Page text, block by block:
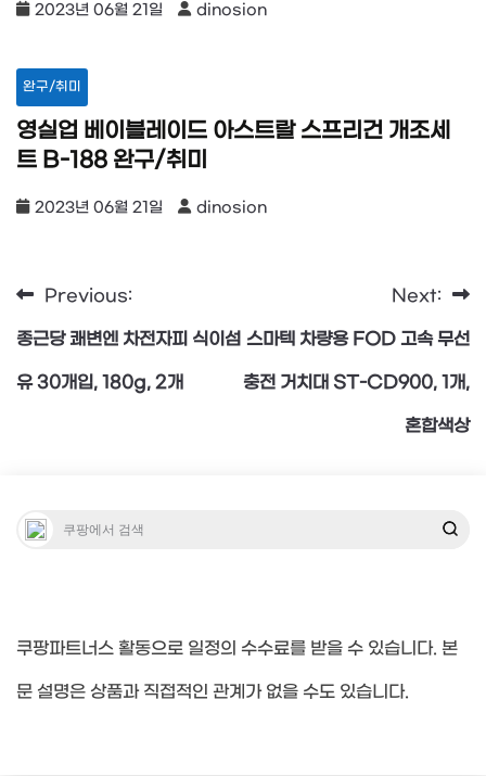
2023년 06월 21일 dinosion
완구/취미
영실업 베이블레이드 아스트랄 스프리건 개조세
트 B-188 완구/취미
2023년 06월 21일 dinosion
글
탐
Previous:
종근당 쾌변엔 차전자피 식이섬
유 30개입, 180g, 2개
Next:
스마텍 차량용 FOD 고속 무선
충전 거치대 ST-CD900, 1개,
혼합색상
쿠팡파트너스 활동으로 일정의 수수료를 받을 수 있습니다. 본
문 설명은 상품과 직접적인 관계가 없을 수도 있습니다.